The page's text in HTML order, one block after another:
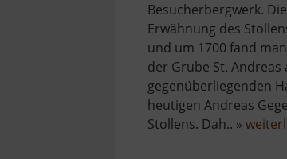
Besucherbergwerk.
Erwähnung des
und um 1700 fand
der Grube St. Andreas
gegenüberliegenden
heutigen Andreas
Stollens. Dah.. »